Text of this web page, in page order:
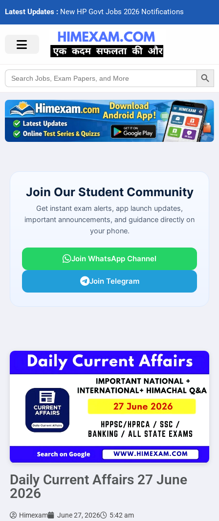
Latest Updates : New HP Govt Jobs 2026 Notifcations
Search
for:
Search Button
Join Our Student Community
Get instant exam alerts, app launch updates,
important announcements, and guidance directly on
your phone.
Join WhatsApp Channel
Join Telegram
Daily Current Affairs 27 June
2026
Himexam June 27, 2026 5:42 am